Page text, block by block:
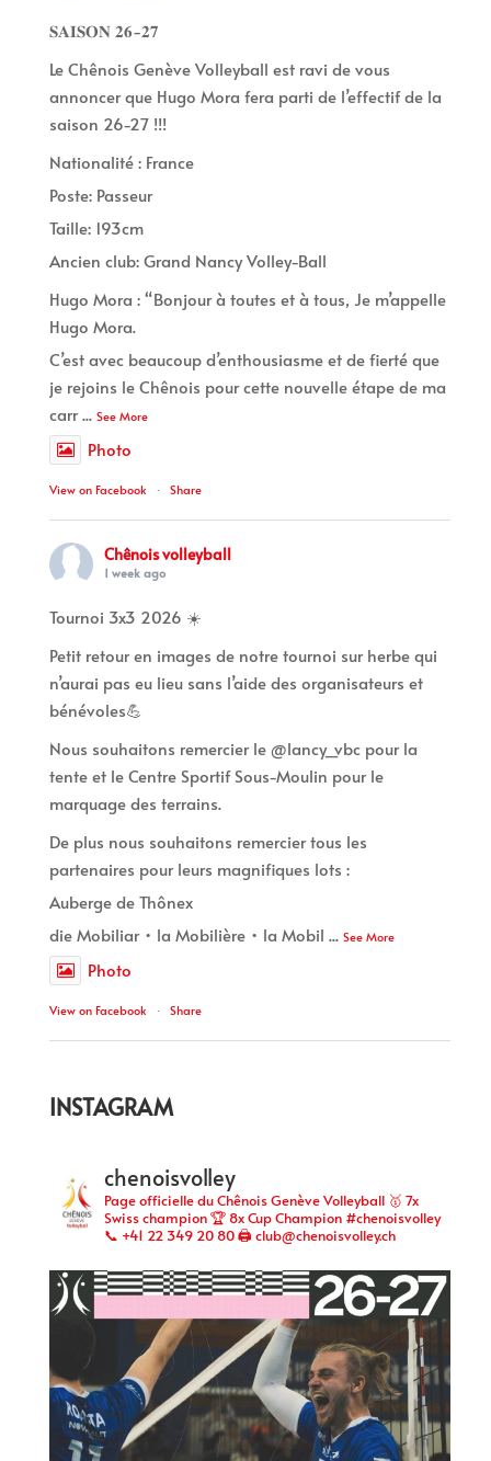
𝐒𝐀𝐈𝐒𝐎𝐍 𝟐𝟔-𝟐𝟕
Le Chênois Genève Volleyball est ravi de vous
annoncer que Hugo Mora fera parti de l’effectif de la
saison 26-27 !!!
Nationalité : France
Poste: Passeur
Taille: 193cm
Ancien club: Grand Nancy Volley-Ball
Hugo Mora : “Bonjour à toutes et à tous, Je m’appelle
Hugo Mora.
C’est avec beaucoup d’enthousiasme et de fierté que
je rejoins le Chênois pour cette nouvelle étape de ma
carr... See More
Photo
View on Facebook · Share
Chênois volleyball
1 week ago
Tournoi 3x3 2026 ☀️
Petit retour en images de notre tournoi sur herbe qui
n’aurai pas eu lieu sans l’aide des organisateurs et
bénévoles💪
Nous souhaitons remercier le @lancy_vbc pour la
tente et le Centre Sportif Sous-Moulin pour le
marquage des terrains.
De plus nous souhaitons remercier tous les
partenaires pour leurs magnifiques lots :
Auberge de Thônex
die Mobiliar • la Mobilière • la Mobil ... See More
Photo
View on Facebook · Share
INSTAGRAM
chenoisvolley
Page officielle du Chênois Genève Volleyball 🥇 7x
Swiss champion 🏆 8x Cup Champion #chenoisvolley
📞 +41 22 349 20 80 🖨 club@chenoisvolley.ch